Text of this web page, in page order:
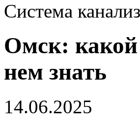
Система
Омск: какой
нем знать
14.06.2025